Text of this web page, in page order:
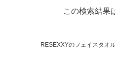
この検索結果
RESEXXYのフェイスタオ